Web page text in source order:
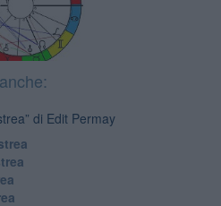
di Edit Permay